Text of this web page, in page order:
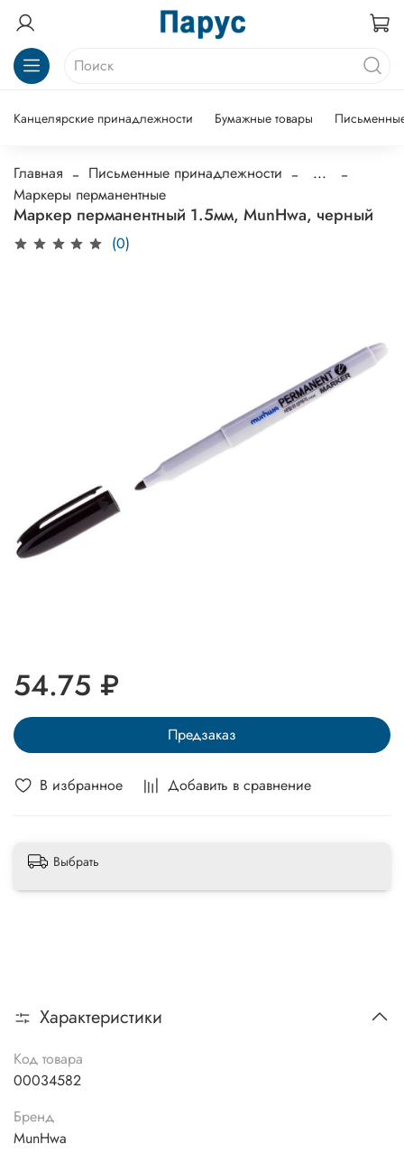
Канцелярские принадлежности Бумажные товары
Главная Письменные принадлежности
...
Маркеры перманентные
Маркер перманентный 1.5мм, MunHwa, черный
(0)
В избранное Добавить в сравнение
54.75 ₽
Предзаказ
Выбрать
Характеристики
Код товара
00034582
Бренд
MunHwa